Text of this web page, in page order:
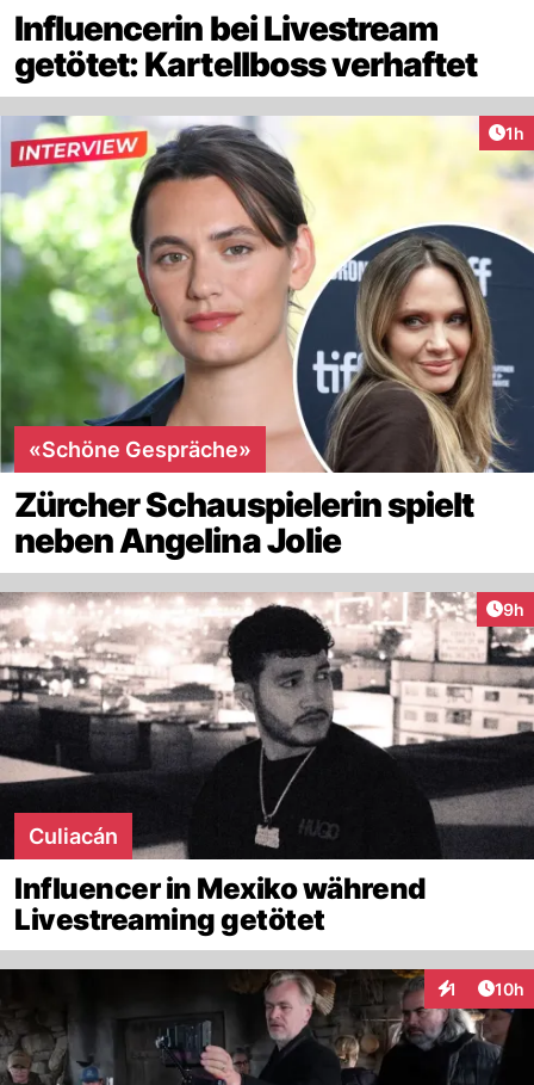
Influencerin bei Livestream
getötet: Kartellboss verhaftet
1h
«Schöne Gespräche»
Zürcher Schauspielerin spielt
neben Angelina Jolie
9h
Culiacán
Influencer in Mexiko während
Livestreaming getötet
1 10h